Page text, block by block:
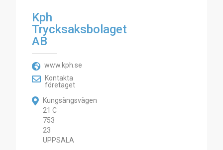
Kph
Trycksaksbolaget
AB
www.kph.se
Kontakta
företaget
Kungsängsvägen
21 C
753
23
UPPSALA